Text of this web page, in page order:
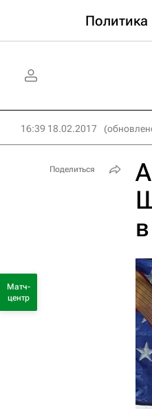
Политика
16:39 18.02.2017
Поделиться
Матч-
центр